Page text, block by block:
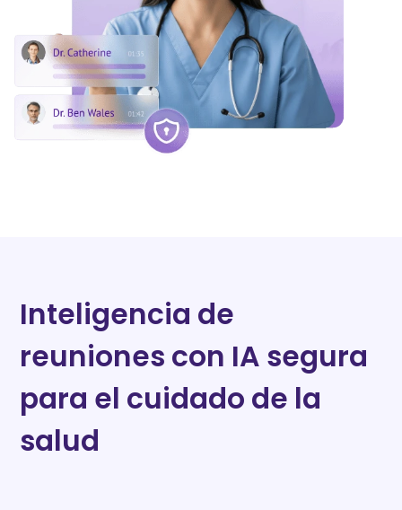
Inteligencia de
reuniones con IA segura
para el cuidado de la
salud